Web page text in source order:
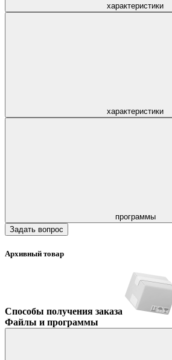
характеристики
характеристики
программы
Задать вопрос
Архивный товар
Способы получения заказа
Файлы и программы